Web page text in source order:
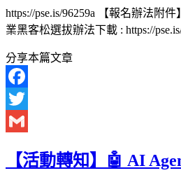
https://pse.is/96259a 【報名辦法附
業黑客松選拔辦法下載 : https://
分享本篇文章
Facebook
Twitter
【活動轉知】🤖 AI